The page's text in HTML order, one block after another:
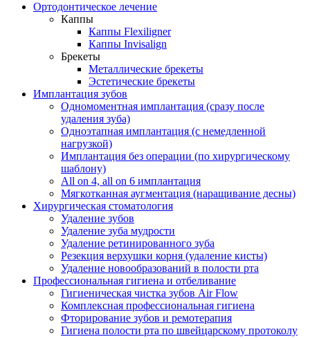
Ортодонтическое лечение
Каппы
Каппы Flexiligner
Каппы Invisalign
Брекеты
Металлические брекеты
Эстетические брекеты
Имплантация зубов
Одномоментная имплантация (сразу после
удаления зуба)
Одноэтапная имплантация (с немедленной
нагрузкой)
Имплантация без операции (по хирургическому
шаблону)
All on 4, all on 6 имплантация
Мягкотканная аугментация (наращивание десны)
Хирургическая стоматология
Удаление зубов
Удаление зуба мудрости
Удаление ретинированного зуба
Резекция верхушки корня (удаление кисты)
Удаление новообразований в полости рта
Профессиональная гигиена и отбеливание
Гигиеническая чистка зубов Air Flow
Комплексная профессиональная гигиена
Фторирование зубов и ремотерапия
Гигиена полости рта по швейцарскому протоколу